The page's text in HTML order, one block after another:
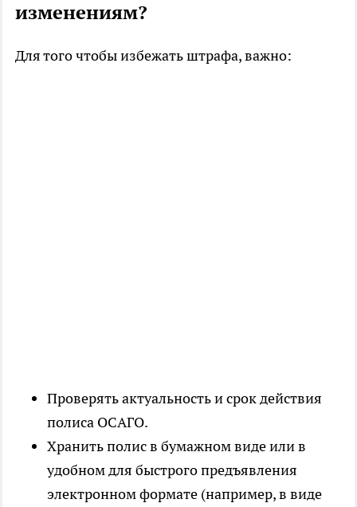
изменениям?
Для того чтобы избежать штрафа, важно:
Проверять актуальность и срок действия
полиса ОСАГО.
Хранить полис в бумажном виде или в
удобном для быстрого предъявления
электронном формате (например, в виде